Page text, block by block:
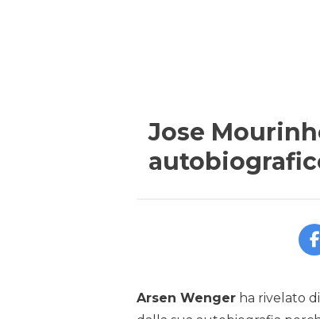
Jose
Arsen Wenger ha rivelato